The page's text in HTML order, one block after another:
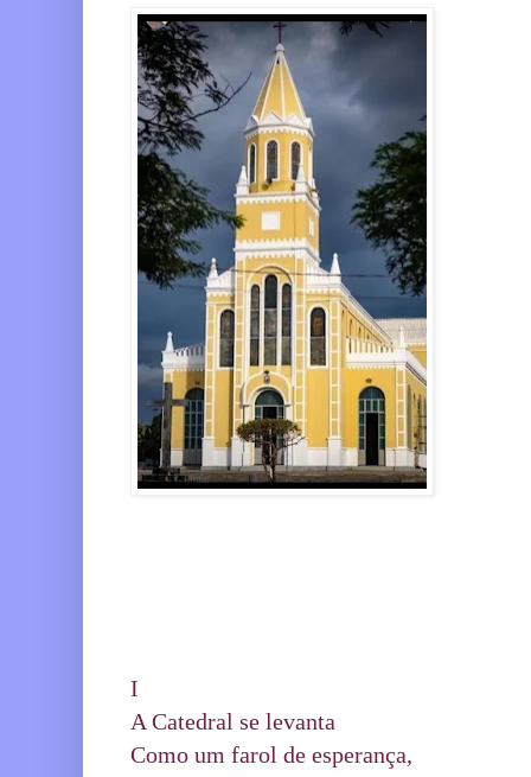
I
A Catedral se levanta
Como um farol de esperança,